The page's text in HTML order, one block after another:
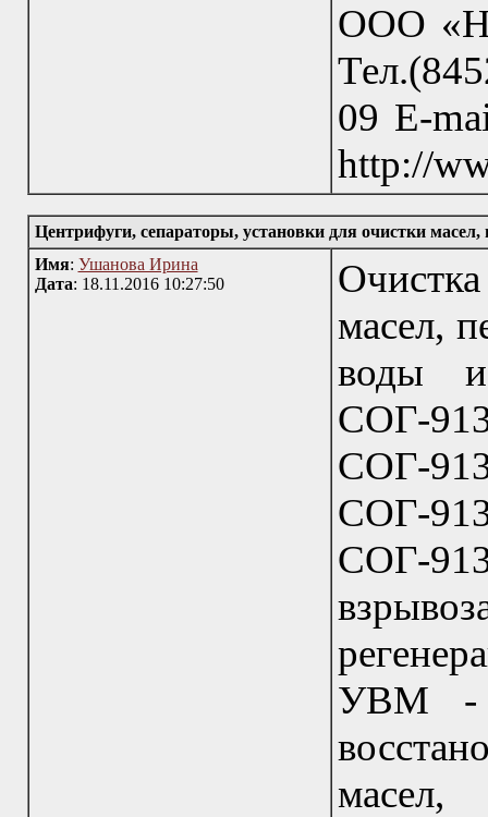
ООО
09 E-
http://
Центрифуги, сепараторы, установки для очистки масел,
Имя: Ушанова Ирина
Дата: 18.11.2016 10:27:50
масел,
воды и
СОГ-
СОГ-
СОГ-
СОГ-
УВМ -
масел,